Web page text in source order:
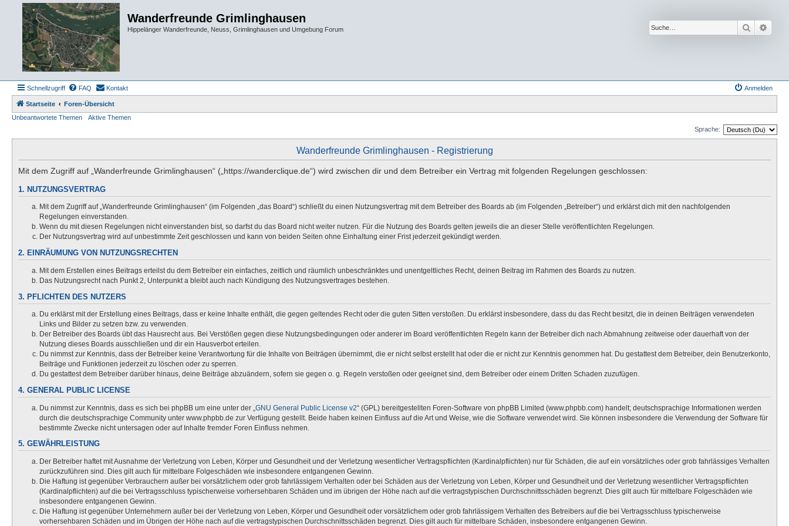
Wanderfreunde Grimlinghausen
Hippelänger Wanderfreunde, Neuss, Grimlinghausen und Umgebung Forum Suche
Schnellzugriff FAQ Kontakt Anmelden
Startseite
Foren-Übersicht
Unbeantwortete Themen
Aktive Themen
Sprache:
Wanderfreunde Grimlinghausen - Registrierung
Mit dem Zugriff auf „Wanderfreunde Grimlinghausen“ („https://wanderclique.de“) wird zwischen dir und dem Betreiber ein Vertrag mit folgenden Regelungen geschlossen:
1. NUTZUNGSVERTRAG
Mit dem Zugriff auf „Wanderfreunde Grimlinghausen“ (im Folgenden „das Board“) schließt du einen Nutzungsvertrag mit dem Betreiber des Boards ab (im Folgenden „Betreiber“) und erklärst dich mit den nachfolgenden
Regelungen einverstanden.
Wenn du mit diesen Regelungen nicht einverstanden bist, so darfst du das Board nicht weiter nutzen. Für die Nutzung des Boards gelten jeweils die an dieser Stelle veröffentlichten Regelungen.
Der Nutzungsvertrag wird auf unbestimmte Zeit geschlossen und kann von beiden Seiten ohne Einhaltung einer Frist jederzeit gekündigt werden.
2. EINRÄUMUNG VON NUTZUNGSRECHTEN
Mit dem Erstellen eines Beitrags erteilst du dem Betreiber ein einfaches, zeitlich und räumlich unbeschränktes und unentgeltliches Recht, deinen Beitrag im Rahmen des Boards zu nutzen.
Das Nutzungsrecht nach Punkt 2, Unterpunkt a bleibt auch nach Kündigung des Nutzungsvertrages bestehen.
3. PFLICHTEN DES NUTZERS
Du erklärst mit der Erstellung eines Beitrags, dass er keine Inhalte enthält, die gegen geltendes Recht oder die guten Sitten verstoßen. Du erklärst insbesondere, dass du das Recht besitzt, die in deinen Beiträgen verwendeten
Links und Bilder zu setzen bzw. zu verwenden.
Der Betreiber des Boards übt das Hausrecht aus. Bei Verstößen gegen diese Nutzungsbedingungen oder anderer im Board veröffentlichten Regeln kann der Betreiber dich nach Abmahnung zeitweise oder dauerhaft von der
Nutzung dieses Boards ausschließen und dir ein Hausverbot erteilen.
Du nimmst zur Kenntnis, dass der Betreiber keine Verantwortung für die Inhalte von Beiträgen übernimmt, die er nicht selbst erstellt hat oder die er nicht zur Kenntnis genommen hat. Du gestattest dem Betreiber, dein Benutzerkonto,
Beiträge und Funktionen jederzeit zu löschen oder zu sperren.
Du gestattest dem Betreiber darüber hinaus, deine Beiträge abzuändern, sofern sie gegen o. g. Regeln verstoßen oder geeignet sind, dem Betreiber oder einem Dritten Schaden zuzufügen.
4. GENERAL PUBLIC LICENSE
Du nimmst zur Kenntnis, dass es sich bei phpBB um eine unter der „ GNU General Public License v2“ (GPL) bereitgestellten Foren-Software von phpBB Limited (www.phpbb.com) handelt; deutschsprachige Informationen werden
durch die deutschsprachige Community unter www.phpbb.de zur Verfügung gestellt. Beide haben keinen Einfluss auf die Art und Weise, wie die Software verwendet wird. Sie können insbesondere die Verwendung der Software für
bestimmte Zwecke nicht untersagen oder auf Inhalte fremder Foren Einfluss nehmen.
5. GEWÄHRLEISTUNG
Der Betreiber haftet mit Ausnahme der Verletzung von Leben, Körper und Gesundheit und der Verletzung wesentlicher Vertragspflichten (Kardinalpflichten) nur für Schäden, die auf ein vorsätzliches oder grob fahrlässiges Verhalten
zurückzuführen sind. Dies gilt auch für mittelbare Folgeschäden wie insbesondere entgangenen Gewinn.
Die Haftung ist gegenüber Verbrauchern außer bei vorsätzlichem oder grob fahrlässigem Verhalten oder bei Schäden aus der Verletzung von Leben, Körper und Gesundheit und der Verletzung wesentlicher Vertragspflichten
(Kardinalpflichten) auf die bei Vertragsschluss typischerweise vorhersehbaren Schäden und im übrigen der Höhe nach auf die vertragstypischen Durchschnittsschäden begrenzt. Dies gilt auch für mittelbare Folgeschäden wie
insbesondere entgangenen Gewinn.
Die Haftung ist gegenüber Unternehmern außer bei der Verletzung von Leben, Körper und Gesundheit oder vorsätzlichem oder grob fahrlässigem Verhalten des Betreibers auf die bei Vertragsschluss typischerweise
vorhersehbaren Schäden und im Übrigen der Höhe nach auf die vertragstypischen Durchschnittsschäden begrenzt. Dies gilt auch für mittelbare Schäden, insbesondere entgangenen Gewinn.